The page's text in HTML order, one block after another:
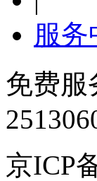
服务
免费服
京ICP